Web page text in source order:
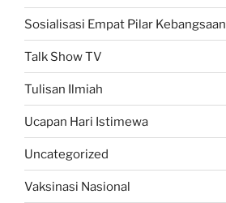
Sosialisasi Empat Pilar Kebangsaan
Talk Show TV
Tulisan Ilmiah
Ucapan Hari Istimewa
Uncategorized
Vaksinasi Nasional